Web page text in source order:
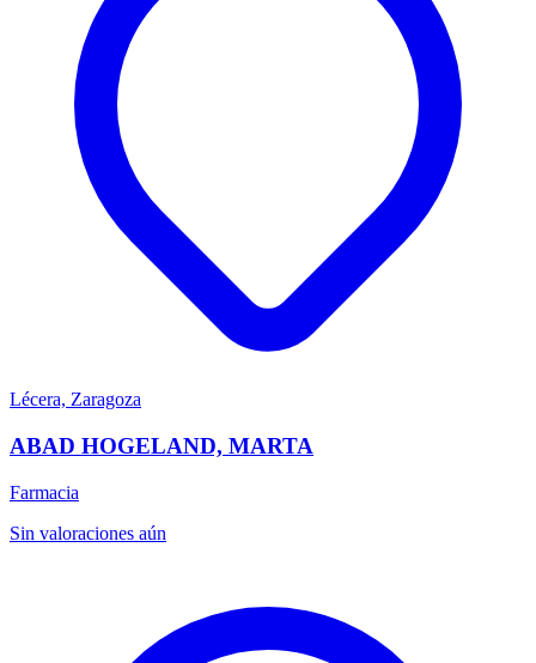
Lécera, Zaragoza
ABAD HOGELAND, MARTA
Farmacia
Sin valoraciones aún